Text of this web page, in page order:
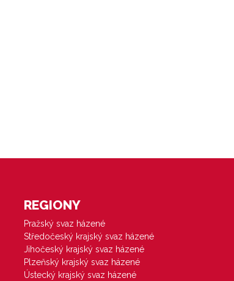
REGIONY
Pražský svaz házené
Středočeský krajský svaz házené
Jihočeský krajský svaz házené
Plzeňský krajský svaz házené
Ústecký krajský svaz házené